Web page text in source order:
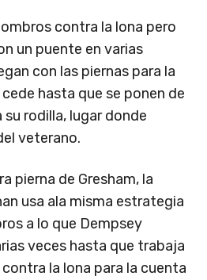
contra la lona pero
un puente en varias
con las piernas para la
hasta que se ponen de
su rodilla, lugar donde
veterano.
pierna de Gresham, la
usa ala misma estrategia
a lo que Dempsey
veces hasta que trabaja
la lona para la cuenta